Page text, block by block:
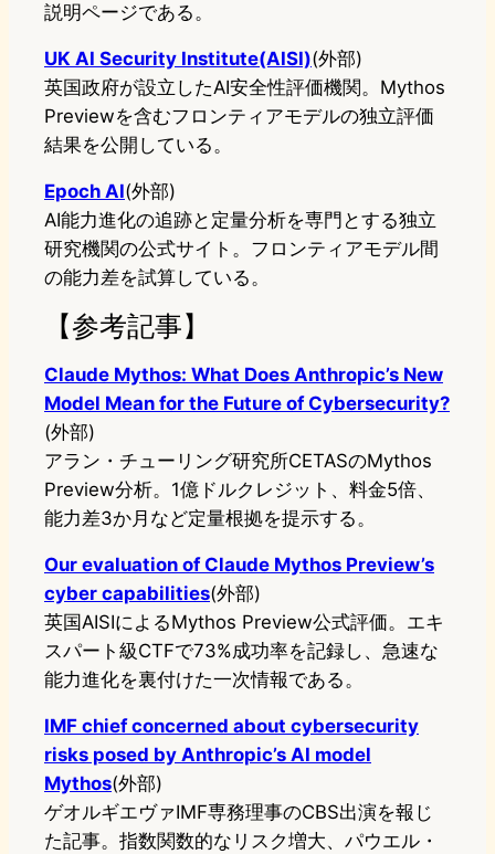
説明ページである。
UK AI Security Institute(AISI)(外部)
英国政府が設立したAI安全性評価機関。Mythos
Previewを含むフロンティアモデルの独立評価
結果を公開している。
Epoch AI(外部)
AI能力進化の追跡と定量分析を専門とする独立
研究機関の公式サイト。フロンティアモデル間
の能力差を試算している。
【参考記事】
Claude Mythos: What Does Anthropic’s New
Model Mean for the Future of Cybersecurity?
(外部)
アラン・チューリング研究所CETASのMythos
Preview分析。1億ドルクレジット、料金5倍、
能力差3か月など定量根拠を提示する。
Our evaluation of Claude Mythos Preview’s
cyber capabilities(外部)
英国AISIによるMythos Preview公式評価。エキ
スパート級CTFで73%成功率を記録し、急速な
能力進化を裏付けた一次情報である。
IMF chief concerned about cybersecurity
risks posed by Anthropic’s AI model
Mythos(外部)
ゲオルギエヴァIMF専務理事のCBS出演を報じ
た記事。指数関数的なリスク増大、パウエル・